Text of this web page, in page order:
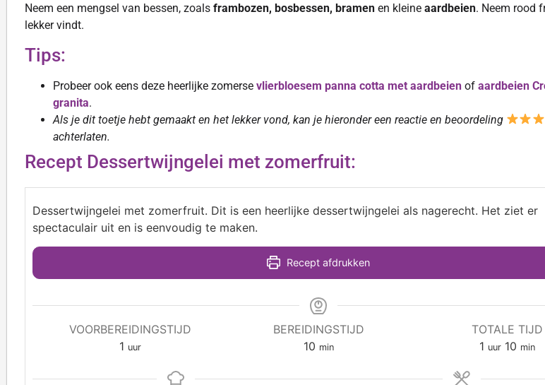
Neem een mengsel van bessen, zoals frambozen, bosbessen, bramen en kleine aardbeien. Neem rood
lekker vindt.
Tips:
Probeer ook eens deze heerlijke zomerse vlierbloesem panna cotta met aardbeien of aardbeien
granita.
Als je dit toetje hebt gemaakt en het lekker vond, kan je hieronder een reactie en beoordeling
achterlaten.
Recept Dessertwijngelei met zomerfruit:
Dessertwijngelei met zomerfruit. Dit is een heerlijke dessertwijngelei als nagerecht. Het ziet er
spectaculair uit en is eenvoudig te maken.
Recept afdrukken
VOORBEREIDINGSTIJD
1 uur
BEREIDINGSTIJD
10 min
TOTALE TIJD
1 uur 10 min